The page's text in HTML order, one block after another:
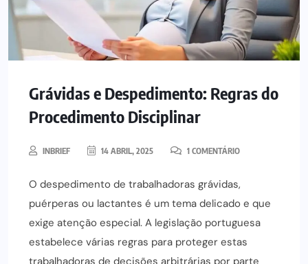
Grávidas e Despedimento: Regras do
Procedimento Disciplinar
INBRIEF 14 ABRIL, 2025 1 COMENTÁRIO
O despedimento de trabalhadoras grávidas,
puérperas ou lactantes é um tema delicado e que
exige atenção especial. A legislação portuguesa
estabelece várias regras para proteger estas
trabalhadoras de decisões arbitrárias por parte